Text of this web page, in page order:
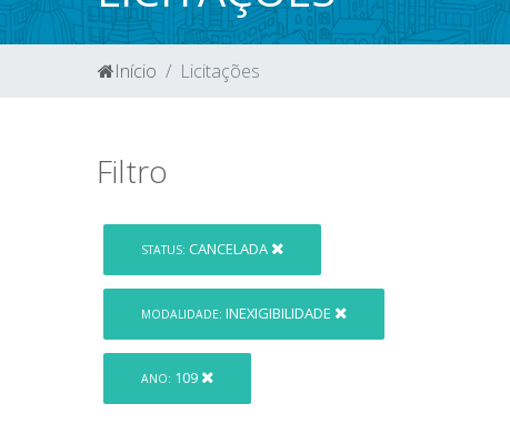
Início Licitações
Filtro
STATUS: CANCELADA
MODALIDADE: INEXIGIBILIDADE
ANO: 109